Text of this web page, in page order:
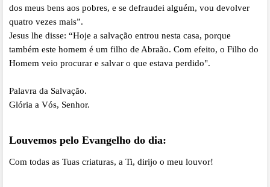
dos meus bens aos pobres, e se defraudei alguém, vou devolver
quatro vezes mais”.
Jesus lhe disse: “Hoje a salvação entrou nesta casa, porque
também este homem é um filho de Abraão. Com efeito, o Filho do
Homem veio procurar e salvar o que estava perdido".
Palavra da Salvação.
Glória a Vós, Senhor.
Louvemos pelo Evangelho do dia:
Com todas as Tuas criaturas, a Ti, dirijo o meu louvor!